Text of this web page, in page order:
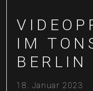
IM
BERLIN
18. Januar 2023